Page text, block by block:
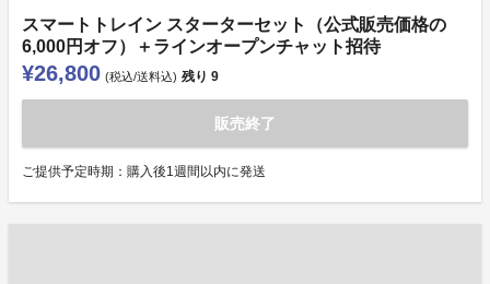
スマートトレイン スターターセット（公式販売価格の
6,000円オフ）＋ラインオープンチャット招待
¥26,800 (税込/送料込) 残り 9
販売終了
ご提供予定時期：購入後1週間以内に発送